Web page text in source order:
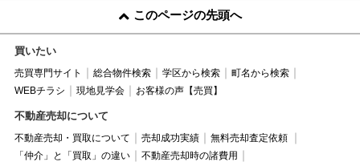
このページの先頭へ
買いたい
売買専門サイト 総合物件検索 学区から検索
町名から検索
WEBチラシ
現地見学会 お客様の声【売買】
不動産売却について
不動産売却・買取について 売却成功実績
無料売却査定依頼
「仲介」と「買取」の違い
不動産売却時の諸費用